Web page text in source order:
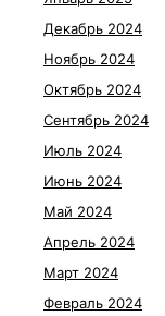
Декабрь 2024
Ноябрь 2024
Октябрь 2024
Сентябрь 2024
Июль 2024
Июнь 2024
Май 2024
Апрель 2024
Март 2024
Февраль 2024